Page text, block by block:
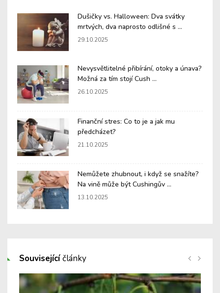
Dušičky vs. Halloween: Dva svátky
mrtvých, dva naprosto odlišné s ...
29.10.2025
Nevysvětlitelné přibírání, otoky a únava?
Možná za tím stojí Cush ...
26.10.2025
Finanční stres: Co to je a jak mu
předcházet?
21.10.2025
Nemůžete zhubnout, i když se snažíte?
Na vině může být Cushingův ...
13.10.2025
Souvisejícíčlánky